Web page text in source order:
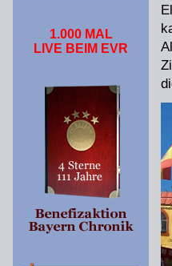
1.000 MAL
LIVE BEIM EVR